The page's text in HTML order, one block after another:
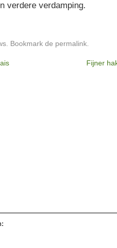
verdere verdamping.
. Bookmark de permalink
Fijner